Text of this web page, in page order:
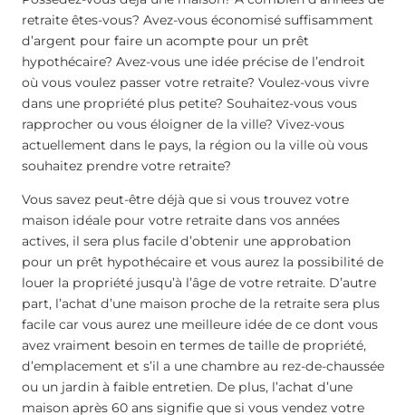
retraite êtes-vous? Avez-vous économisé suffisamment
d’argent pour faire un acompte pour un prêt
hypothécaire? Avez-vous une idée précise de l’endroit
où vous voulez passer votre retraite? Voulez-vous vivre
dans une propriété plus petite? Souhaitez-vous vous
rapprocher ou vous éloigner de la ville? Vivez-vous
actuellement dans le pays, la région ou la ville où vous
souhaitez prendre votre retraite?
Vous savez peut-être déjà que si vous trouvez votre
maison idéale pour votre retraite dans vos années
actives, il sera plus facile d’obtenir une approbation
pour un prêt hypothécaire et vous aurez la possibilité de
louer la propriété jusqu’à l’âge de votre retraite. D’autre
part, l’achat d’une maison proche de la retraite sera plus
facile car vous aurez une meilleure idée de ce dont vous
avez vraiment besoin en termes de taille de propriété,
d’emplacement et s’il a une chambre au rez-de-chaussée
ou un jardin à faible entretien. De plus, l’achat d’une
maison après 60 ans signifie que si vous vendez votre